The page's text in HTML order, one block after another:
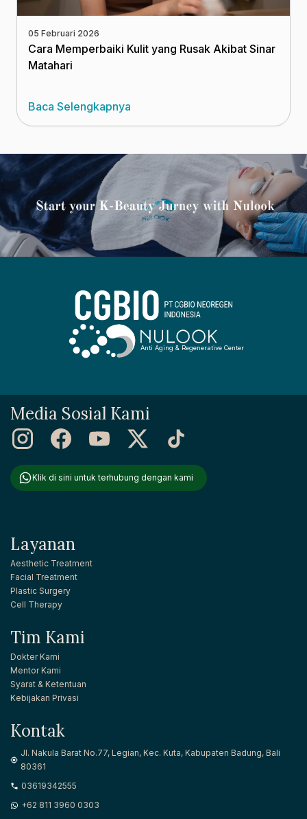
05 Februari 2026
Cara Memperbaiki Kulit yang Rusak Akibat Sinar
Matahari
Baca Selengkapnya
Anti Aging & Regenerative Center
Media Sosial Kami
Klik di sini untuk terhubung dengan kami
Layanan
Aesthetic Treatment
Facial Treatment
Plastic Surgery
Cell Therapy
Tim Kami
Dokter Kami
Mentor Kami
Syarat & Ketentuan
Kebijakan Privasi
Kontak
Jl. Nakula Barat No.77, Legian, Kec. Kuta, Kabupaten Badung, Bali
80361
03619342555
+62 811 3960 0303